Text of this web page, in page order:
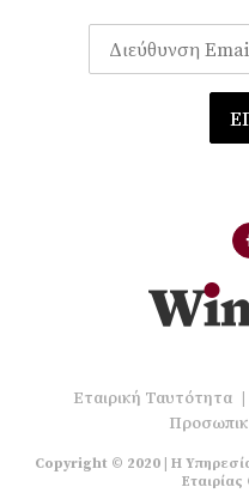
Εταιρική Ταυτότητα |
Copyright © 2020 | Η